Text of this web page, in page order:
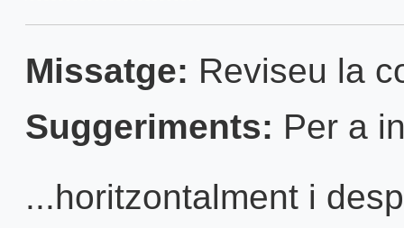
Missatge: Reviseu la
Suggeriments: Per a
...horitzontalment i